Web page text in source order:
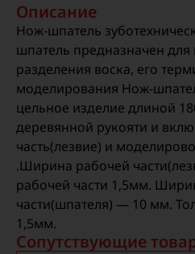
Описание
Нож-шпатель
шпатель предназначен
разделения воска, его
моделирования Нож-
цельное изделие длиной
деревянной рукояти и
часть(лезвие) и
.Ширина рабочей
рабочей части 1,5мм.
части(шпателя) — 10 мм.
1,5мм.
Сопутствующие